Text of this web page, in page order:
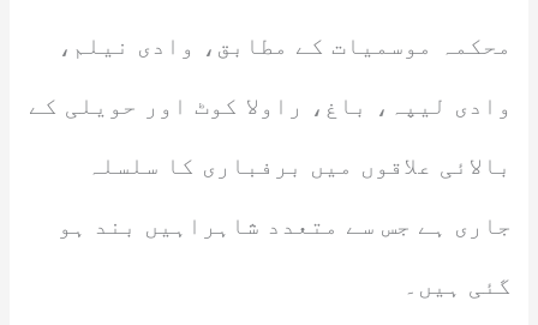
محکمہ موسمیات کے مطابق، وادی نیلم،
وادی لیپہ، باغ، راولا کوٹ اور حویلی کے
بالائی علاقوں میں برفباری کا سلسلہ
جاری ہے جس سے متعدد شاہراہیں بند ہو
گئی ہیں۔